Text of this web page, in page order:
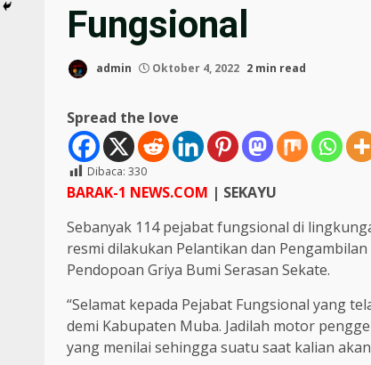
Fungsional
admin Oktober 4, 2022 2 min read
Spread the love
Dibaca: 330
BARAK-1 NEWS.COM | SEKAYU
Sebanyak 114 pejabat fungsional di
resmi dilakukan Pelantikan dan
Pendopoan Griya Bumi Serasan Sekate.
“Selamat kepada Pejabat Fungsional yang
demi Kabupaten Muba. Jadilah motor
yang menilai sehingga suatu saat kalian